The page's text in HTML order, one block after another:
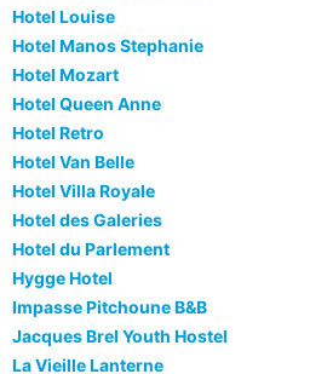
Hotel Louise
Hotel Manos Stephanie
Hotel Mozart
Hotel Queen Anne
Hotel Retro
Hotel Van Belle
Hotel Villa Royale
Hotel des Galeries
Hotel du Parlement
Hygge Hotel
Impasse Pitchoune B&B
Jacques Brel Youth Hostel
La Vieille Lanterne